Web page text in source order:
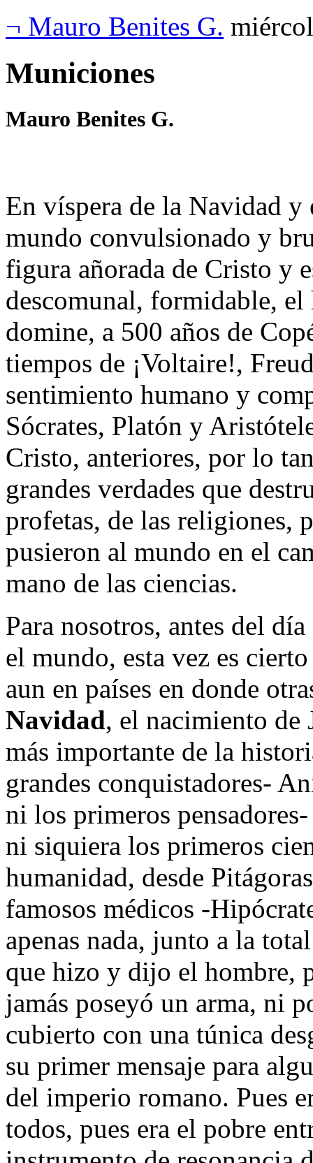
¬ Mauro Benites G.
Municiones
Mauro Benites G.
En víspera de la Navidad
mundo convulsionado y
figura añorada de Cristo y
descomunal, formidable,
domine, a 500 años de
tiempos de ¡Voltaire!,
sentimiento humano y
Sócrates, Platón y
Cristo, anteriores, por lo
grandes verdades que
profetas, de las religiones,
pusieron al mundo en el
mano de las ciencias.
Para nosotros, antes del
el mundo, esta vez es
aun en países en donde
Navidad, el nacimiento de
más importante de la
grandes conquistadores-
ni los primeros
ni siquiera los primeros
humanidad, desde
famosos médicos -
apenas nada, junto a la
que hizo y dijo el hombre,
jamás poseyó un arma, ni
cubierto con una túnica
su primer mensaje para
del imperio romano. Pues
todos, pues era el pobre